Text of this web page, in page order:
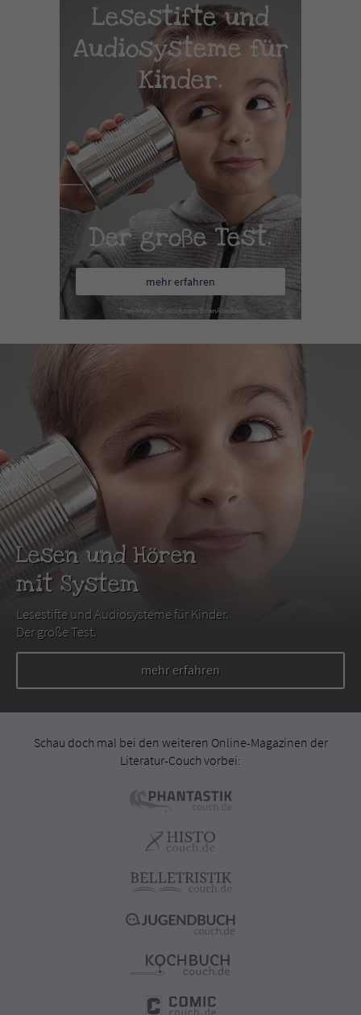
Lesestifte und
Audiosysteme für
Kinder.
Der große Test.
mehr erfahren
Lesen und Hören
mit System
Lesestifte und Audiosysteme für Kinder.
Der große Test.
mehr erfahren
Schau doch mal bei den weiteren Online-Magazinen der
Literatur-Couch vorbei: